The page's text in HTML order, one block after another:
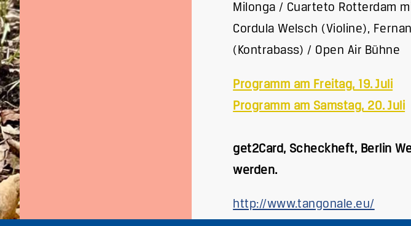
Milonga / Cuarteto Rotterdam
Cordula Welsch (Violine),
(Kontrabass) / Open Air Bühne
Programm am Freitag, 19. Juli
Programm am Samstag, 20. Juli
get2Card, Scheckheft, Berlin
werden.
http://www.tangonale.eu/